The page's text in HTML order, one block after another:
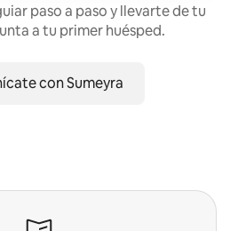
paso a paso y llevarte de tu
a tu primer huésped.
con Sumeyra